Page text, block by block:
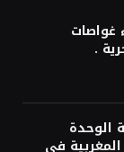
غواصات
.
الوحدة
في